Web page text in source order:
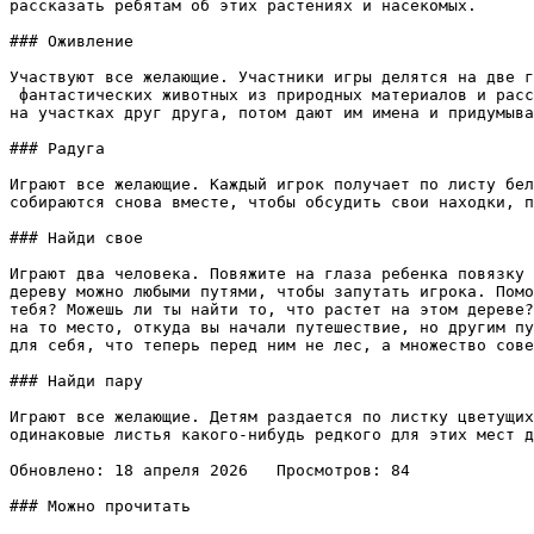
рассказать ребятам об этих растениях и насекомых.
### Оживление
Участвуют все желающие. Участники игры делятся на две
фантастических животных из природных материалов и
на участках друг друга, потом дают им имена и
### Радуга
Играют все желающие. Каждый игрок получает по листу
собираются снова вместе, чтобы обсудить свои
### Найди свое
Играют два человека. Повяжите на глаза ребенка
дереву можно любыми путями, чтобы запутать игрока.
тебя? Можешь ли ты найти то, что растет на этом
на то место, откуда вы начали путешествие, но другим
для себя, что теперь перед ним не лес, а множество
### Найди пару
Играют все желающие. Детям раздается по листку
одинаковые листья какого-нибудь редкого для этих
Обновлено: 18 апреля 2026   Просмотров: 84
### Можно прочитать